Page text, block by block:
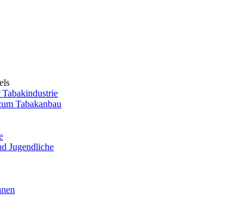
Tabakindustrie
Tabakanbau
Jugendliche